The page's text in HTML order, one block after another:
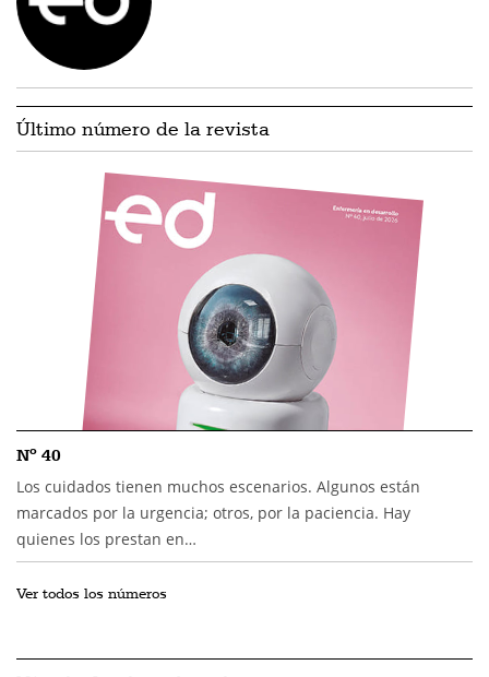
Último número de la revista
Nº 40
Los cuidados tienen muchos escenarios. Algunos están
marcados por la urgencia; otros, por la paciencia. Hay
quienes los prestan en…
Ver todos los números